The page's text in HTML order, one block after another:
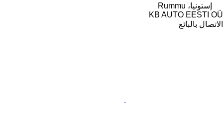
إستونيا، Rummu
KB AUTO EESTI OÜ
الاتصال بالبائع